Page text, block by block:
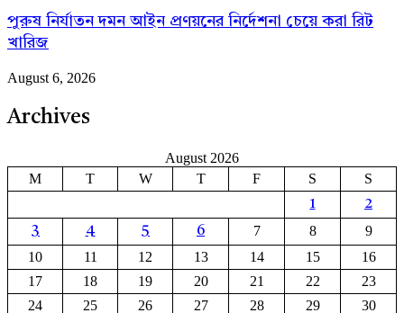
পুরুষ নির্যাতন দমন আইন প্রণয়নের নির্দেশনা চেয়ে করা রিট
খারিজ
August 6, 2026
Archives
August 2026
M
T W T F S S
1
2
3
4 5 6 7 8
9
10
11 12 13 14 15
16
17
18 19 20 21 22
23
24
25 26 27 28 29 30